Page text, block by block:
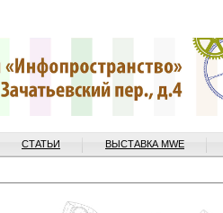
СТАТЬИ ВЫСТАВКА MWE